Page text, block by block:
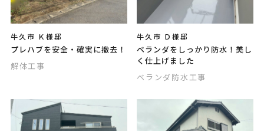
牛久市 Ｋ様邸
プレハブを安全・確実に撤去！
解体工事
牛久市 Ｄ様邸
ベランダをしっかり防水！美し
く仕上げました
ベランダ防水工事